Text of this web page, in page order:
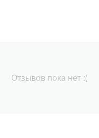
Отзывов пока нет :(